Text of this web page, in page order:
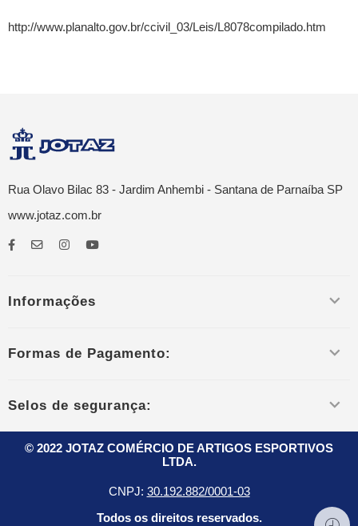
http://www.planalto.gov.br/ccivil_03/Leis/L8078compilado.htm
Rua Olavo Bilac 83 - Jardim Anhembi - Santana de Parnaíba SP
www.jotaz.com.br
Informações
Formas de Pagamento:
Selos de segurança:
© 2022 JOTAZ COMÉRCIO DE ARTIGOS ESPORTIVOS
LTDA.
CNPJ: 30.192.882/0001-03
Todos os direitos reservados.